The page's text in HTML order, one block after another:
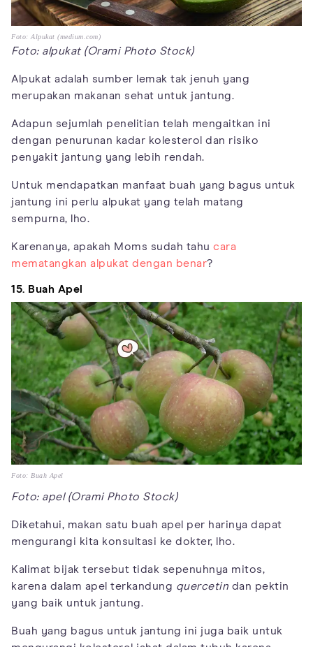
Foto: Alpukat (medium.com)
Foto: alpukat (Orami Photo Stock)
Alpukat adalah sumber lemak tak jenuh yang
merupakan makanan sehat untuk jantung.
Adapun sejumlah penelitian telah mengaitkan ini
dengan penurunan kadar kolesterol dan risiko
penyakit jantung yang lebih rendah.
Untuk mendapatkan manfaat buah yang bagus untuk
jantung ini perlu alpukat yang telah matang
sempurna, lho.
Karenanya, apakah Moms sudah tahu cara
mematangkan alpukat dengan benar?
15. Buah Apel
Foto: Buah Apel
Foto: apel (Orami Photo Stock)
Diketahui, makan satu buah apel per harinya dapat
mengurangi kita konsultasi ke dokter, lho.
Kalimat bijak tersebut tidak sepenuhnya mitos,
karena dalam apel terkandung quercetin dan pektin
yang baik untuk jantung.
Buah yang bagus untuk jantung ini juga baik untuk